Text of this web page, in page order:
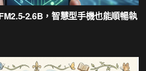
2.6B，智慧型手機也能順暢執